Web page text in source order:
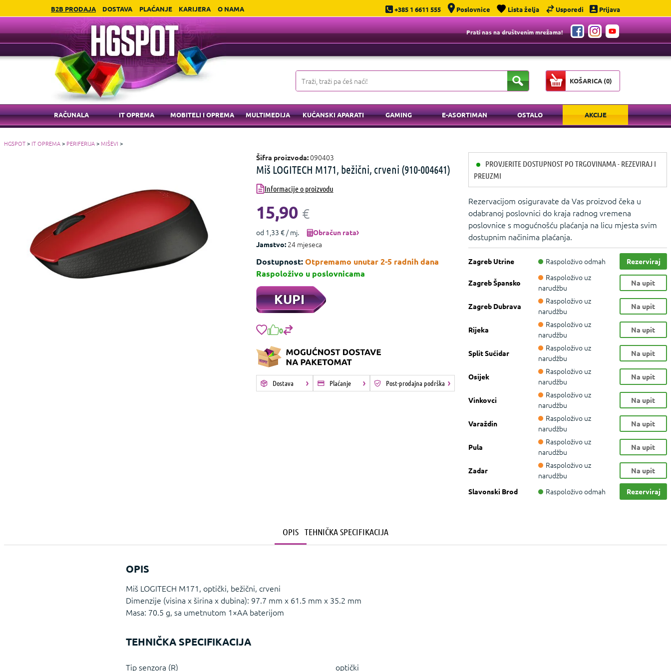
B2B PRODAJA DOSTAVA PLAĆANJE KARIJERA O NAMA +385 1 6611 555 Poslovnice Lista želja Usporedi Prijava
Prati nas na društvenim mrežama!
KOŠARICA (0)
RAČUNALA IT OPREMA MOBITELI I OPREMA MULTIMEDIJA KUĆANSKI APARATI GAMING E-ASORTIMAN OSTALO AKCIJE
HGSPOT> IT OPREMA> PERIFERIJA>MIŠEVI >
Šifra proizvoda:090403
Miš LOGITECH M171, bežični, crveni (910-004641)
Informacije o proizvodu
15,90 €
od 1,33 € / mj.
Obračun rata
Jamstvo:24 mjeseca
Dostupnost:Otpremamo unutar 2-5 radnih dana
Raspoloživo u poslovnicama
KUPI
0
Dostava Plaćanje Post-prodajna podrška
PROVJERITE DOSTUPNOST PO TRGOVINAMA - REZEVIRAJ I
PREUZMI
Rezervacijom osiguravate da Vas proizvod čeka u
odabranoj poslovnici do kraja radnog vremena
poslovnice s mogućnošću plaćanja na licu mjesta svim
dostupnim načinima plaćanja.
Zagreb Utrine Raspoloživo odmah Rezerviraj
Zagreb Špansko
Raspoloživo uz
narudžbu
Na upit
Zagreb Dubrava
Raspoloživo uz
narudžbu
Na upit
Rijeka
Raspoloživo uz
narudžbu
Na upit
Split Sućidar
Raspoloživo uz
narudžbu
Na upit
Osijek
Raspoloživo uz
narudžbu
Na upit
Vinkovci
Raspoloživo uz
narudžbu
Na upit
Varaždin
Raspoloživo uz
narudžbu
Na upit
Pula
Raspoloživo uz
narudžbu
Na upit
Zadar
Raspoloživo uz
narudžbu
Na upit
Slavonski Brod Raspoloživo odmah Rezerviraj
OPIS TEHNIČKA SPECIFIKACIJA
OPIS
Miš LOGITECH M171, optički, bežični, crveni
Dimenzije (visina x širina x dubina): 97.7 mm x 61.5 mm x 35.2 mm
Masa: 70.5 g, sa umetnutom 1×AA baterijom
TEHNIČKA SPECIFIKACIJA
Tip senzora (R) optički